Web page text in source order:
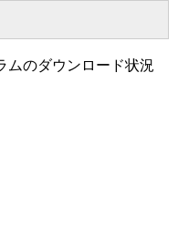
ムのダウンロード状況